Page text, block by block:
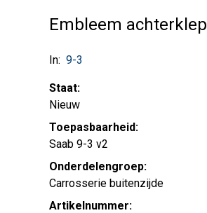
Embleem achterklep
In: 9-3
Staat:
Nieuw
Toepasbaarheid:
Saab 9-3 v2
Onderdelengroep:
Carrosserie buitenzijde
Artikelnummer: